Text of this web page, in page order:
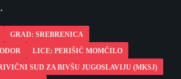
GRAD: SREBRENICA
LICE: PERIŠIĆ MOMČILO
SUD ZA BIVŠU JUGOSLAVIJU (MKSJ)